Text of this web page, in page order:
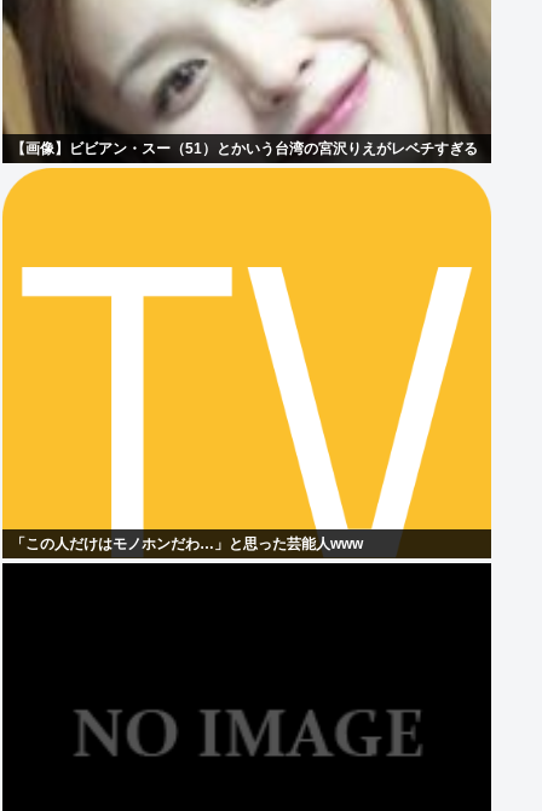
【画像】ビビアン・スー（51）とかいう台湾の宮沢りえがレベチすぎる
「この人だけはモノホンだわ…」と思った芸能人www